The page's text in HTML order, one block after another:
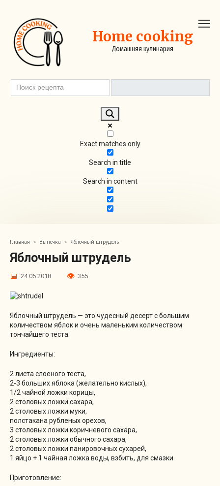
контенту
Home cooking
Домашняя кулинария
Exact matches only
Search in title
Search in content
Главная » Выпечка » Яблочный штрудель
Яблочный штрудель
24.05.2018 355
Яблочный штрудель — это чудесный десерт с большим
количеством яблок и очень маленьким количеством
тончайшего теста.
Ингредиенты:
2 листа слоеного теста,
2-3 больших яблока (желательно кислых),
1/2 чайной ложки корицы,
2 столовых ложки сахара,
2 столовых ложки муки,
полстакана рубленых орехов,
3 столовых ложки коричневого сахара,
2 столовых ложки обычного сахара,
2 столовых ложки панировочных сухарей,
1 яйцо + 1 чайная ложка воды, взбить, для смазки.
Приготовление: